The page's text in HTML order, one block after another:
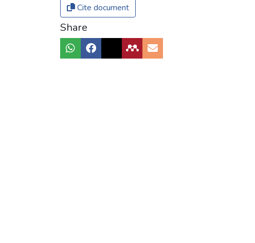
Cite document
Share